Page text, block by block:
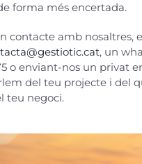
forma més encertada.
contacte amb nosaltres,
, un
o enviant-nos un privat
del teu projecte i del
teu negoci.